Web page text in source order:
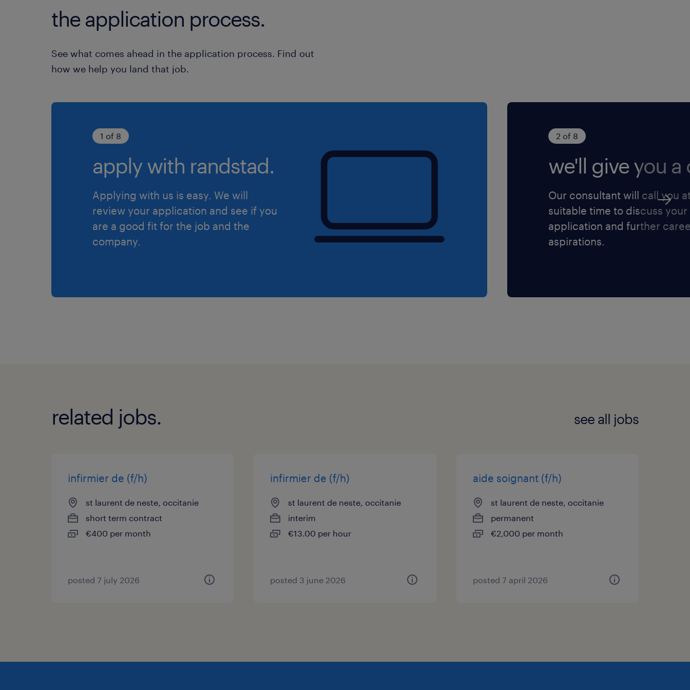
the application process.
See what comes ahead in the application process. Find out
how we help you land that job.
1 of 8
apply with randstad.
Applying with us is easy. We will
review your application and see if you
are a good fit for the job and the
company.
2 of 8
we'll give you a
Our consultant will call you
suitable time to discuss your
application and further
aspirations.
related jobs. see all jobs
infirmier de (f/h)
st laurent de neste, occitanie
short term contract
€400 per month
posted 7 july 2026
infirmier de (f/h)
st laurent de neste, occitanie
interim
€13.00 per hour
posted 3 june 2026
aide soignant (f/h)
st laurent de neste, occitanie
permanent
€2,000 per month
posted 7 april 2026